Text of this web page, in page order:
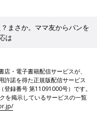
？まさか。ママ友からパンを
は
・電子書籍配信サービスが、
許諾を得た正規版配信サービス
登録番号 第11091000号）です。
を掲示しているサービスの一覧